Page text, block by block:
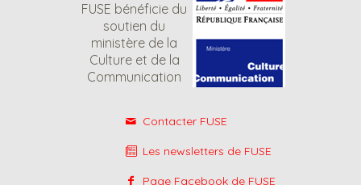
FUSE bénéficie du
soutien du
ministère de la
Culture et de la
Communication
Contacter FUSE
Les newsletters de FUSE
Page Facebook de FUSE